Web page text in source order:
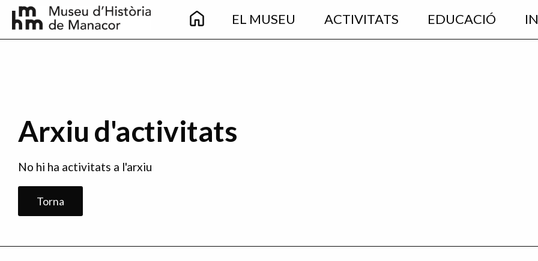
Vés al contingut
Main
navigation
EL MUSEU ACTIVITATS EDUCACIÓ
Arxiu d'activitats
No hi ha activitats a l'arxiu
Torna